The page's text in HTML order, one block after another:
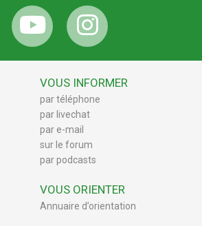
VOUS INFORMER
par téléphone
par livechat
par e-mail
sur le forum
par podcasts
VOUS ORIENTER
Annuaire d’orientation